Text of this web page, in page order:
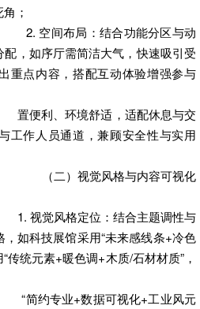
；
2. 空间布局：结合功能分区与动
，如序厅需简洁大气，快速吸引受
重点内容，搭配互动体验增强参与
置便利、环境舒适，适配休息与交
工作人员通道，兼顾安全性与实用
（二）视觉风格与内容可视化
1. 视觉风格定位：结合主题调性与
如科技展馆采用“未来感线条+冷色
传统元素+暖色调+木质/石材材质”，
“简约专业+数据可视化+工业风元